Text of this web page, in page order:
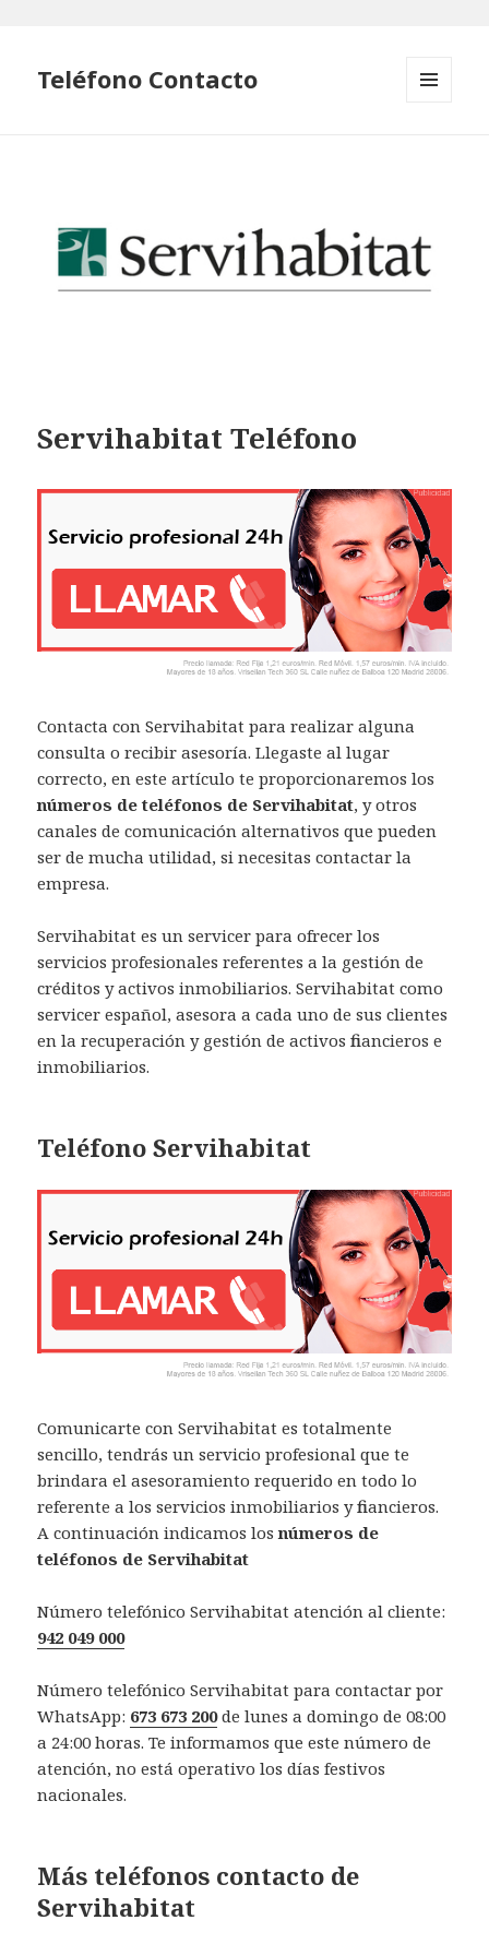
Teléfono Contacto
Servihabitat Teléfono
Contacta con Servihabitat para realizar alguna
consulta o recibir asesoría. Llegaste al lugar
correcto, en este artículo te proporcionaremos los
números de teléfonos de Servihabitat, y otros
canales de comunicación alternativos que pueden
ser de mucha utilidad, si necesitas contactar la
empresa.
Servihabitat es un servicer para ofrecer los
servicios profesionales referentes a la gestión de
créditos y activos inmobiliarios. Servihabitat como
servicer español, asesora a cada uno de sus clientes
en la recuperación y gestión de activos financieros e
inmobiliarios.
Teléfono Servihabitat
Comunicarte con Servihabitat es totalmente
sencillo, tendrás un servicio profesional que te
brindara el asesoramiento requerido en todo lo
referente a los servicios inmobiliarios y financieros.
A continuación indicamos losnúmeros de
teléfonos de Servihabitat
Número telefónico Servihabitat atención al cliente:
942 049 000
Número telefónico Servihabitat para contactar por
WhatsApp: 673 673 200 de lunes a domingo de 08:00
a 24:00 horas. Te informamos que este número de
atención, no está operativo los días festivos
nacionales.
Más teléfonos contacto de
Servihabitat